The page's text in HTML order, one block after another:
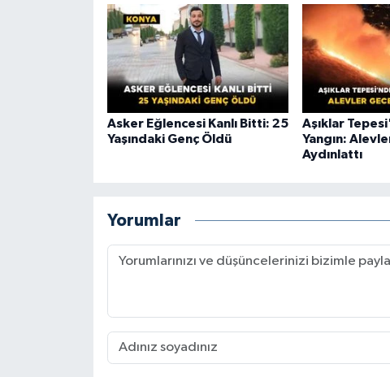
Asker Eğlencesi Kanlı Bitti: 25
Yaşındaki Genç Öldü
Aşıklar
Yangın:
Aydınlattı
Yorumlar